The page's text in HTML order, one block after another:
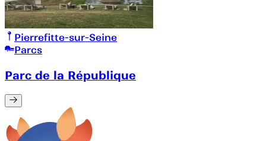
Pierrefitte-sur-Seine
Parcs
Parc de la République